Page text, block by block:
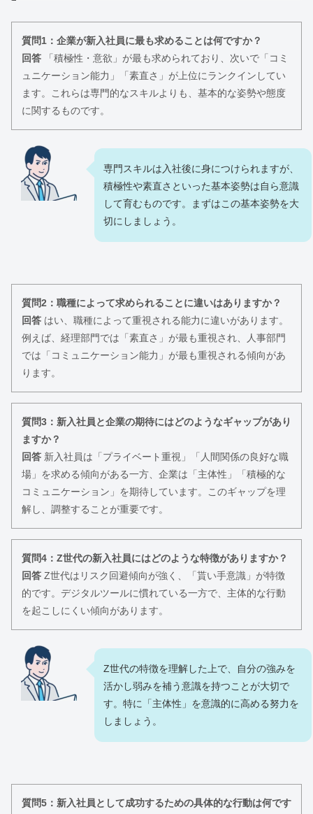
質問1：企業が新入社員に最も求めることは何ですか？
回答 「積極性・意欲」が最も求められており、次いで「コミ
ュニケーション能力」「素直さ」が上位にランクインしてい
ます。これらは専門的なスキルよりも、基本的な姿勢や態度
に関するものです。
専門スキルは入社後に身につけられますが、
積極性や素直さといった基本姿勢は自ら意識
して育むものです。まずはこの基本姿勢を大
切にしましょう。
質問2：職種によって求められることに違いはありますか？
回答 はい、職種によって重視される能力に違いがあります。
例えば、経理部門では「素直さ」が最も重視され、人事部門
では「コミュニケーション能力」が最も重視される傾向があ
ります。
質問3：新入社員と企業の期待にはどのようなギャップがあり
ますか？
回答 新入社員は「プライベート重視」「人間関係の良好な職
場」を求める傾向がある一方、企業は「主体性」「積極的な
コミュニケーション」を期待しています。このギャップを理
解し、調整することが重要です。
質問4：Z世代の新入社員にはどのような特徴がありますか？
回答 Z世代はリスク回避傾向が強く、「貰い手意識」が特徴
的です。デジタルツールに慣れている一方で、主体的な行動
を起こしにくい傾向があります。
Z世代の特徴を理解した上で、自分の強みを
活かし弱みを補う意識を持つことが大切で
す。特に「主体性」を意識的に高める努力を
しましょう。
質問5：新入社員として成功するための具体的な行動は何です